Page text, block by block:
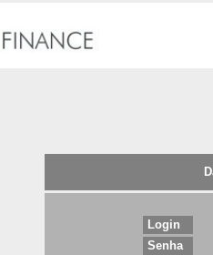
Login
Senha